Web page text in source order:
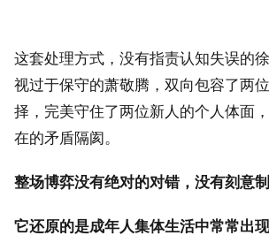
这套处理方式，没有指责认知失误的
视过于保守的萧敬腾，双向包容了两
择，完美守住了两位新人的个人体面
在的矛盾隔阂。
整场博弈没有绝对的对错，没有刻意制
它还原的是成年人集体生活中常常出